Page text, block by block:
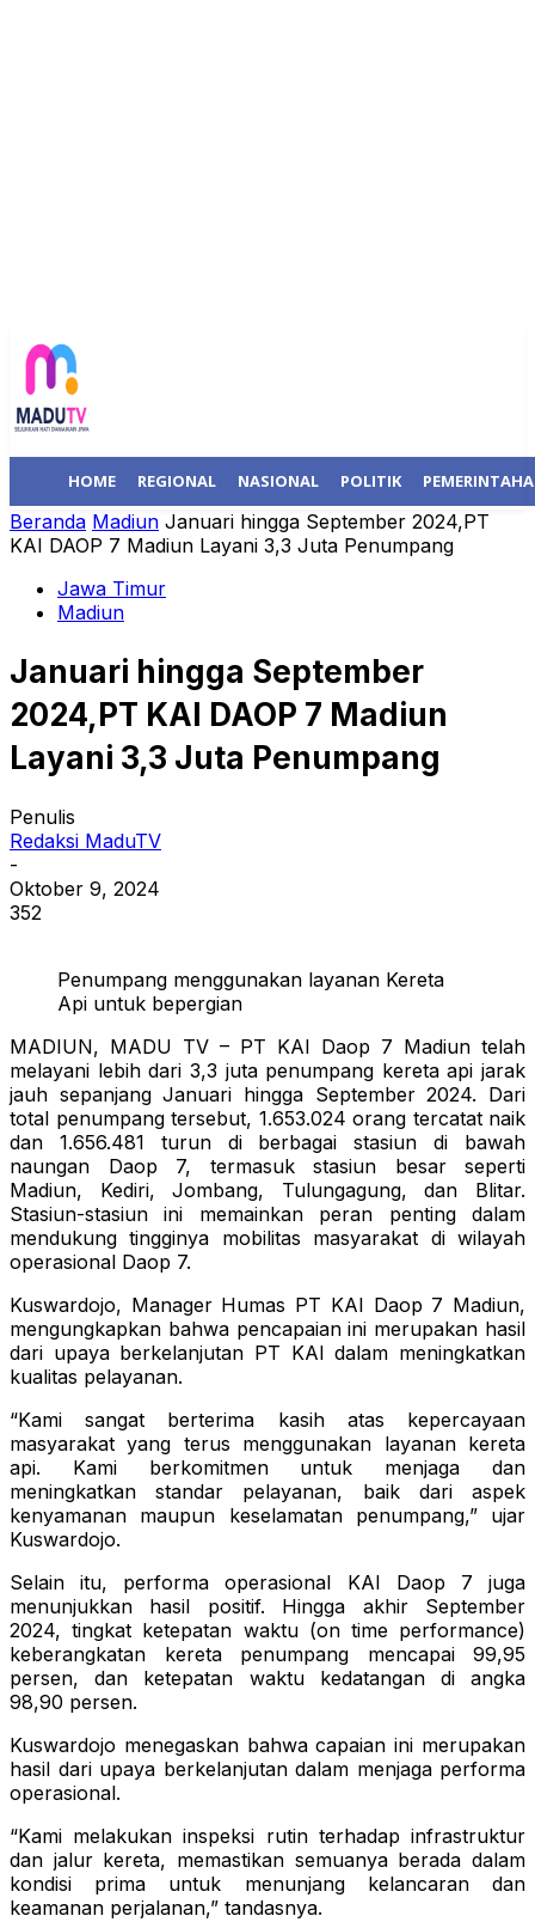
HOME REGIONAL NASIONAL POLITIK
Beranda Madiun Januari hingga September 2024,PT
KAI DAOP 7 Madiun Layani 3,3 Juta Penumpang
Jawa Timur
Madiun
Januari hingga September
2024,PT KAI DAOP 7 Madiun
Layani 3,3 Juta Penumpang
Penulis
Redaksi MaduTV
-
Oktober 9, 2024
352
Penumpang menggunakan layanan Kereta
Api untuk bepergian
MADIUN, MADU TV – PT KAI Daop 7 Madiun telah
melayani lebih dari 3,3 juta penumpang kereta api jarak
jauh sepanjang Januari hingga September 2024. Dari
total penumpang tersebut, 1.653.024 orang tercatat naik
dan 1.656.481 turun di berbagai stasiun di bawah
naungan Daop 7, termasuk stasiun besar seperti
Madiun, Kediri, Jombang, Tulungagung, dan Blitar.
Stasiun-stasiun ini memainkan peran penting dalam
mendukung tingginya mobilitas masyarakat di wilayah
operasional Daop 7.
Kuswardojo, Manager Humas PT KAI Daop 7 Madiun,
mengungkapkan bahwa pencapaian ini merupakan hasil
dari upaya berkelanjutan PT KAI dalam meningkatkan
kualitas pelayanan.
“Kami sangat berterima kasih atas kepercayaan
masyarakat yang terus menggunakan layanan kereta
api. Kami berkomitmen untuk menjaga dan
meningkatkan standar pelayanan, baik dari aspek
kenyamanan maupun keselamatan penumpang,” ujar
Kuswardojo.
Selain itu, performa operasional KAI Daop 7 juga
menunjukkan hasil positif. Hingga akhir September
2024, tingkat ketepatan waktu (on time performance)
keberangkatan kereta penumpang mencapai 99,95
persen, dan ketepatan waktu kedatangan di angka
98,90 persen.
Kuswardojo menegaskan bahwa capaian ini merupakan
hasil dari upaya berkelanjutan dalam menjaga performa
operasional.
“Kami melakukan inspeksi rutin terhadap infrastruktur
dan jalur kereta, memastikan semuanya berada dalam
kondisi prima untuk menunjang kelancaran dan
keamanan perjalanan,” tandasnya.